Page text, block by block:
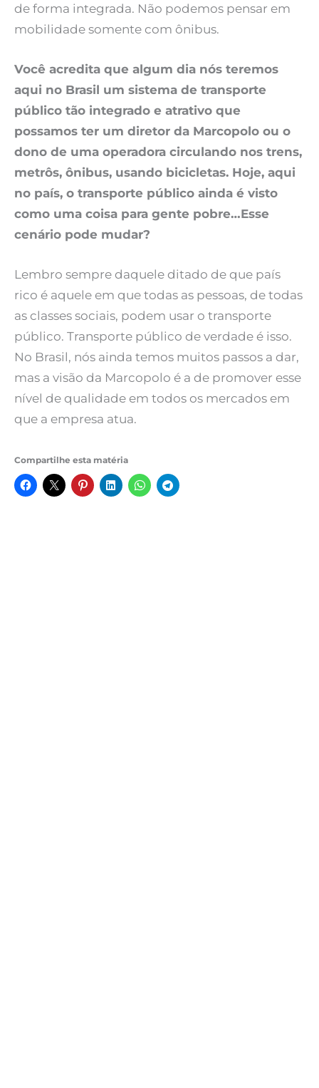
de forma integrada. Não podemos pensar em
mobilidade somente com ônibus.
Você acredita que algum dia nós teremos
aqui no Brasil um sistema de transporte
público tão integrado e atrativo que
possamos ter um diretor da Marcopolo ou o
dono de uma operadora circulando nos trens,
metrôs, ônibus, usando bicicletas. Hoje, aqui
no país, o transporte público ainda é visto
como uma coisa para gente pobre…Esse
cenário pode mudar?
Lembro sempre daquele ditado de que país
rico é aquele em que todas as pessoas, de todas
as classes sociais, podem usar o transporte
público. Transporte público de verdade é isso.
No Brasil, nós ainda temos muitos passos a dar,
mas a visão da Marcopolo é a de promover esse
nível de qualidade em todos os mercados em
que a empresa atua.
Compartilhe esta matéria